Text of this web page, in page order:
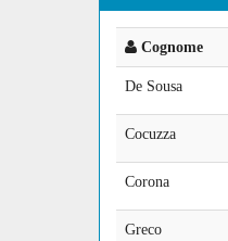
Cognome
De Sousa
Cocuzza
Corona
Greco